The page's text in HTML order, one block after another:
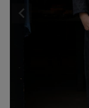
INFORMATION
特定商取引法について